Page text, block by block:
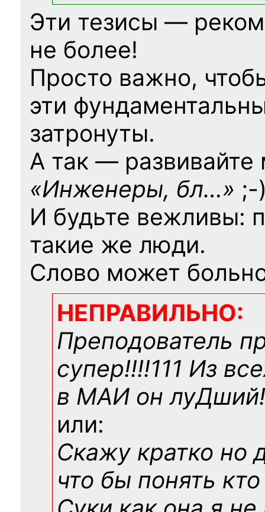
Эти тезисы —
не более!
Просто важно,
эти
затронуты.
А так — развивайте
«Инженеры, бл…» ;-
И будьте вежливы:
такие же люди.
Слово может
НЕПРАВИЛЬНО:
Преподователь
супер!!!!111 Из
в МАИ он
или:
Скажу кратко но
что бы понять